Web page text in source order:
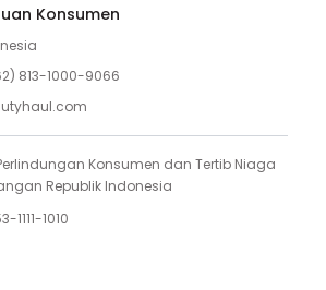
Konsumen
813-1000-9066
Konsumen dan Tertib Niaga
Republik Indonesia
1111-1010